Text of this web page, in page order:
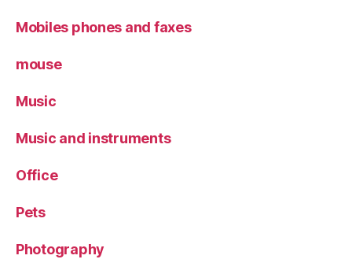
Mobiles phones and faxes
mouse
Music
Music and instruments
Office
Pets
Photography